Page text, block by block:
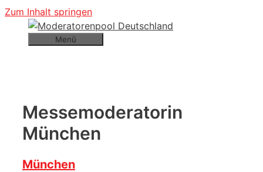
Zum Inhalt springen
Menü
Messemoderatorin
München
München